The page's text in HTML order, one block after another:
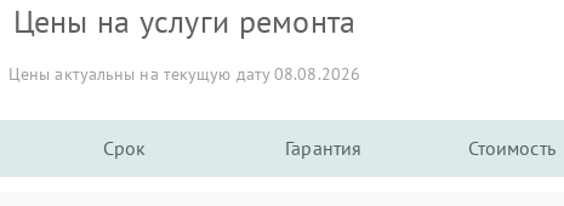
Цены на услуги ремонта
Цены актуальны на текущую дату 08.08.2026
Срок Гарантия Стоимость